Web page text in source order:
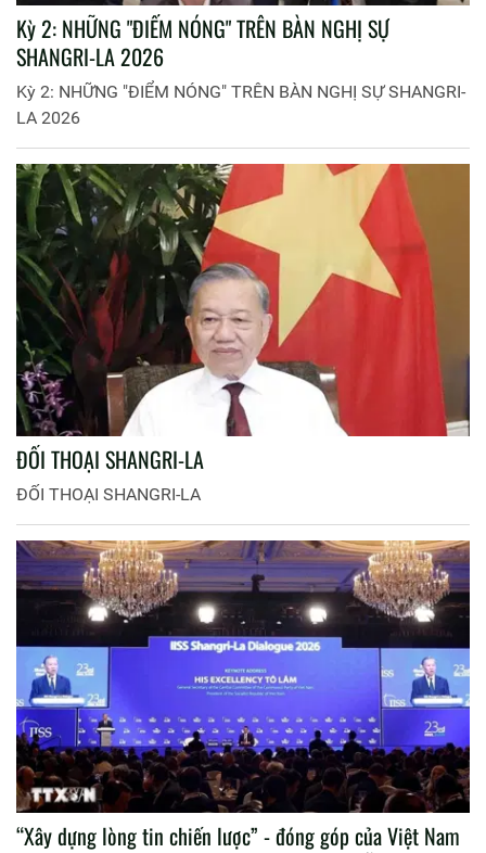
Kỳ 2: NHỮNG "ĐIỂM NÓNG" TRÊN BÀN NGHỊ SỰ
SHANGRI-LA 2026
Kỳ 2: NHỮNG "ĐIỂM NÓNG" TRÊN BÀN NGHỊ SỰ SHANGRI-
LA 2026
ĐỐI THOẠI SHANGRI-LA
ĐỐI THOẠI SHANGRI-LA
“Xây dựng lòng tin chiến lược” - đóng góp của Việt Nam